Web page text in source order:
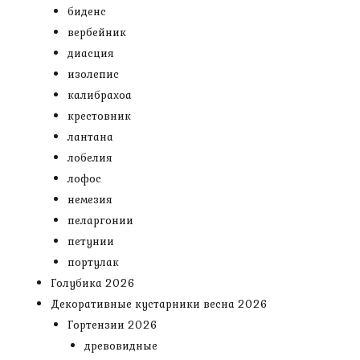
биденс
вербейник
диасция
изолепис
калибрахоа
крестовник
лантана
лобелия
лофос
немезия
пеларгонии
петунии
портулак
Голубика 2026
Декоративные кустарники весна 2026
Гортензии 2026
древовидные